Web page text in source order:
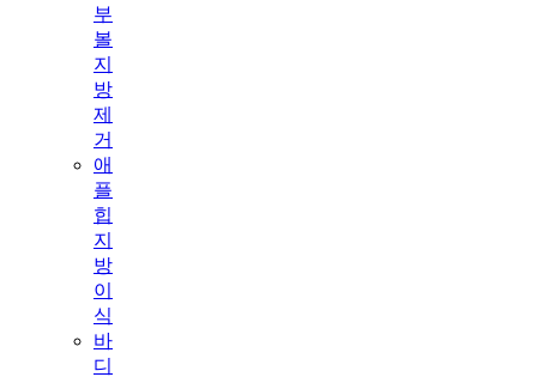
부
볼
지
방
제
거
애
플
힙
지
방
이
식
바
디